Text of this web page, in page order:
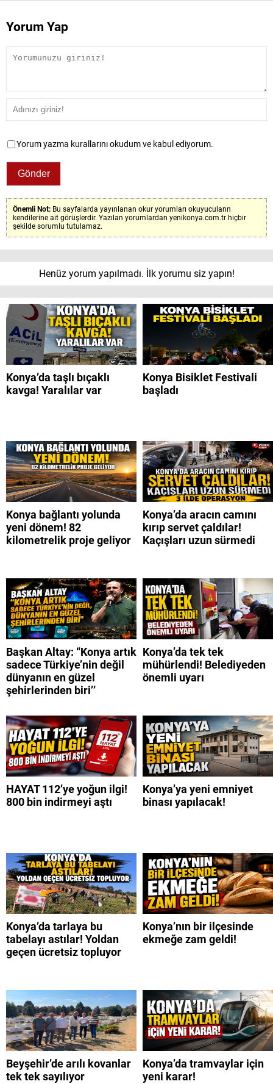
Yorum Yap
Yorum yazma kurallarını okudum ve kabul ediyorum.
Önemli Not: Bu sayfalarda yayınlanan okur yorumları okuyucuların
kendilerine ait görüşlerdir. Yazılan yorumlardan yenikonya.com.tr hiçbir
şekilde sorumlu tutulamaz.
Henüz yorum yapılmadı. İlk yorumu siz yapın!
Konya’da taşlı bıçaklı
kavga! Yaralılar var
Konya Bisiklet Festivali
başladı
Konya bağlantı yolunda
yeni dönem! 82
kilometrelik proje geliyor
Konya’da aracın camını
kırıp servet çaldılar!
Kaçışları uzun sürmedi
Başkan Altay: “Konya artık
sadece Türkiye’nin değil
dünyanın en güzel
şehirlerinden biri’’
Konya’da tek tek
mühürlendi! Belediyeden
önemli uyarı
HAYAT 112’ye yoğun ilgi!
800 bin indirmeyi aştı
Konya’ya yeni emniyet
binası yapılacak!
Konya’da tarlaya bu
tabelayı astılar! Yoldan
geçen ücretsiz topluyor
Konya’nın bir ilçesinde
ekmeğe zam geldi!
Beyşehir’de arılı kovanlar
tek tek sayılıyor
Konya’da tramvaylar için
yeni karar!